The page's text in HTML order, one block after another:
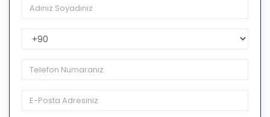
Telefon Kodu